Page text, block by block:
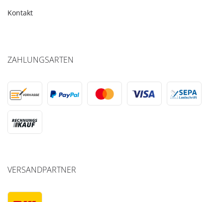
Kontakt
ZAHLUNGSARTEN
VERSANDPARTNER